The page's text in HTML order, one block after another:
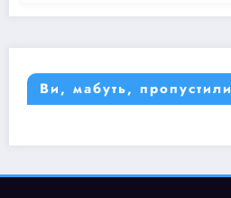
Ви, мабуть, пропустили